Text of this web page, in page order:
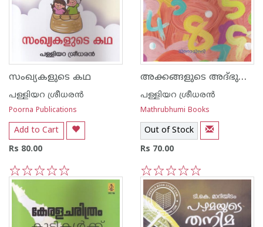
സംഖ്യകളുടെ കഥ
പള്ളിയറ ശ്രീധര‌ന്‍
Poorna Publications
Add to Cart
Rs 80.00
5
4
3
2
1
അക്കങ്ങളുടെ അദ്ഭുതവിശേഷങ്ങള്‍
പള്ളിയറ ശ്രീധര‌ന്‍
Mathrubhumi Books
Out of Stock
Rs 70.00
5
4
3
2
1